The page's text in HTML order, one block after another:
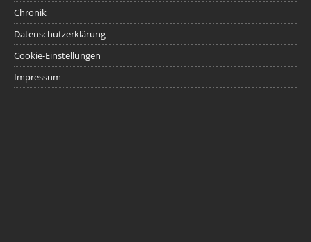
Chronik
Datenschutzerklärung
Cookie-Einstellungen
Impressum